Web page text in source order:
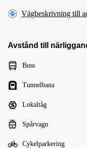
Vägbeskrivning till
Avstånd till
Buss
Tunnelbana
Lokaltåg
Spårvagn
Cykelparkering